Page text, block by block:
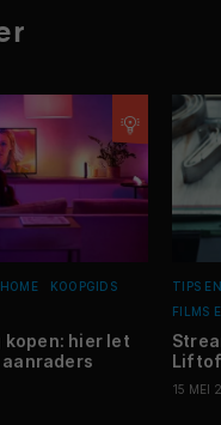
KOOPGIDS
kopen: hier let
aanraders
TIPS
FILMS
15 MEI